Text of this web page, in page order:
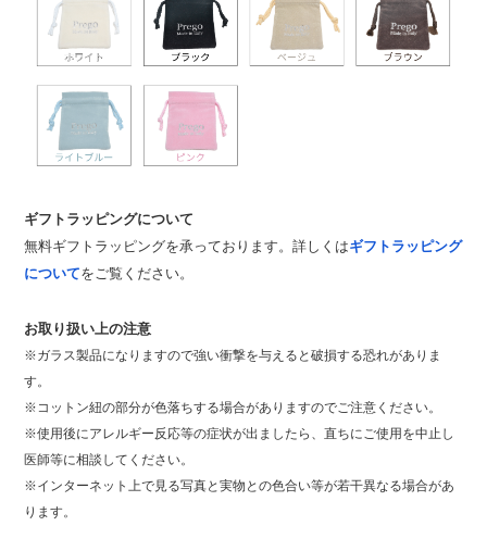
ギフトラッピングについて
無料ギフトラッピングを承っております。詳しくはギフトラッピング
についてをご覧ください。
お取り扱い上の注意
※ガラス製品になりますので強い衝撃を与えると破損する恐れがありま
す。
※コットン紐の部分が色落ちする場合がありますのでご注意ください。
※使用後にアレルギー反応等の症状が出ましたら、直ちにご使用を中止し
医師等に相談してください。
※インターネット上で見る写真と実物との色合い等が若干異なる場合があ
ります。